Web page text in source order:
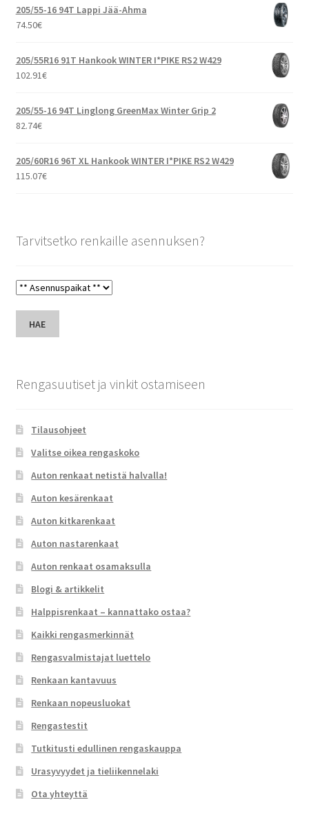
205/55-16 94T Lappi Jää-Ahma
74.50€
205/55R16 91T Hankook WINTER I*PIKE RS2 W429
102.91€
205/55-16 94T Linglong GreenMax Winter Grip 2
82.74€
205/60R16 96T XL Hankook WINTER I*PIKE RS2 W429
115.07€
Tarvitsetko renkaille asennuksen?
HAE
Rengasuutiset ja vinkit ostamiseen
Tilausohjeet
Valitse oikea rengaskoko
Auton renkaat netistä halvalla!
Auton kesärenkaat
Auton kitkarenkaat
Auton nastarenkaat
Auton renkaat osamaksulla
Blogi & artikkelit
Halppisrenkaat – kannattako ostaa?
Kaikki rengasmerkinnät
Rengasvalmistajat luettelo
Renkaan kantavuus
Renkaan nopeusluokat
Rengastestit
Tutkitusti edullinen rengaskauppa
Urasyvyydet ja tieliikennelaki
Ota yhteyttä